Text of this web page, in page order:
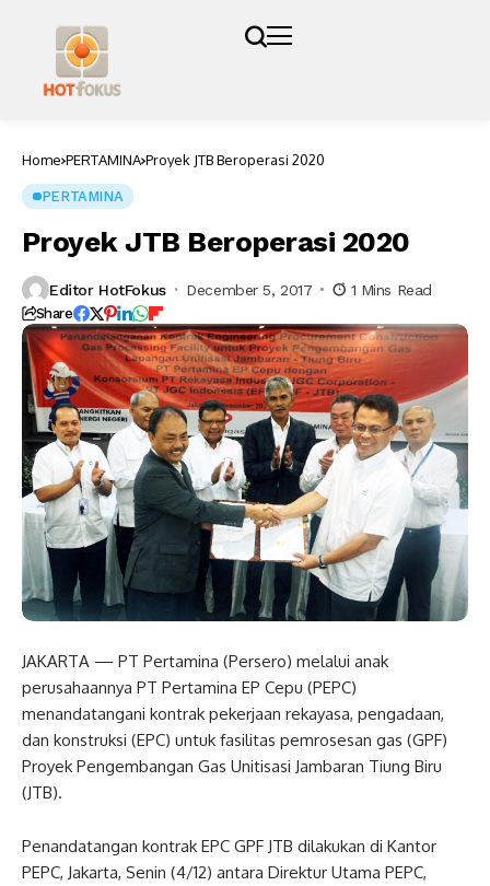
Home PERTAMINA Proyek JTB Beroperasi 2020
PERTAMINA
Proyek JTB Beroperasi 2020
Editor HotFokus December 5, 2017 1 Mins Read
Share
JAKARTA — PT Pertamina (Persero) melalui anak
perusahaannya PT Pertamina EP Cepu (PEPC)
menandatangani kontrak pekerjaan rekayasa, pengadaan,
dan konstruksi (EPC) untuk fasilitas pemrosesan gas (GPF)
Proyek Pengembangan Gas Unitisasi Jambaran Tiung Biru
(JTB).
Penandatangan kontrak EPC GPF JTB dilakukan di Kantor
PEPC, Jakarta, Senin (4/12) antara Direktur Utama PEPC,